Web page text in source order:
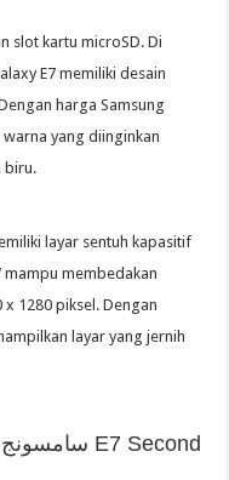
slot kartu microSD. Di
E7 memiliki desain
harga Samsung
warna yang diinginkan
biru.
layar sentuh kapasitif
mampu membedakan
1280 piksel. Dengan
layar yang jernih